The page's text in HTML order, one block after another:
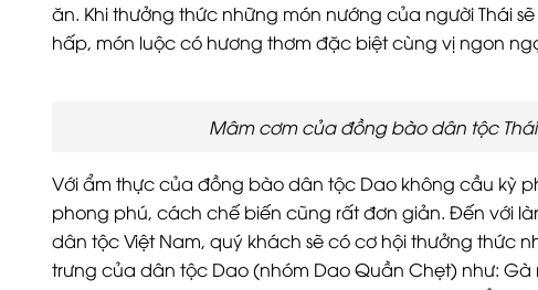
ăn. Khi thưởng thức những món nướng của người Thái
hấp, món luộc có hương thơm đặc biệt cùng vị ngon
Mâm cơm của đồng bào dân tộc
Với ẩm thực của đồng bào dân tộc Dao không cầu kỳ
phong phú, cách chế biến cũng rất đơn giản. Đến với
dân tộc Việt Nam, quý khách sẽ có cơ hội thưởng thức
trưng của dân tộc Dao (nhóm Dao Quần Chẹt) như: